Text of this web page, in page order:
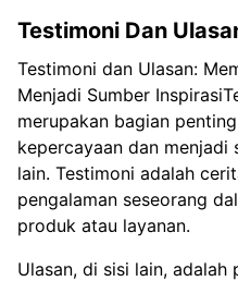
Testimoni Dan
Testimoni dan Ulasan:
Menjadi Sumber
merupakan bagian
kepercayaan dan menjadi
lain. Testimoni adalah
pengalaman seseorang
produk atau layanan.
Ulasan, di sisi lain,